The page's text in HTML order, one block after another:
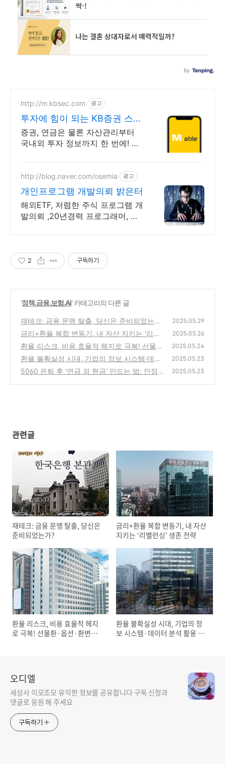
http://m.kbsec.com 광고
투자에 힘이 되는 KB증권 스마
트한 투자의 시작
증권, 연금은 물론 자산관리부터
국내외 투자 정보까지 한 번에! 언
http://blog.naver.com/osemia 광고
개인프로그램 개발의뢰 밝은터
해외ETF, 저렴한 주식 프로그램 개
발의뢰 ,20년경력 프로그래머, 책
2 구독하기
'정책.금융.보험.Ai' 카테고리의 다른 글
재테크: 금융 문맹 탈출, 당신은 준비되었는
가?
(5)
2025.05.29
금리+환율 복합 변동기, 내 자산 지키는 ‘리밸
런싱’ 생존 전략
(2)
2025.05.26
환율 리스크, 비용 효율적 헤지로 극복! 선물환
·옵션·환변동보험 심층 분석
(0)
2025.05.24
환율 불확실성 시대, 기업의 정보 시스템·데이
터 분석 활용 전략
(0)
2025.05.23
5060 은퇴 후 '연금 외 현금' 만드는 법: 안정
2025.05.23
관련글
재테크: 금융 문맹 탈출, 당신은
준비되었는가?
금리+환율 복합 변동기, 내 자산
지키는 ‘리밸런싱’ 생존 전략
환율 리스크, 비용 효율적 헤지
로 극복! 선물환·옵션·환변동보
환율 불확실성 시대, 기업의 정
보 시스템·데이터 분석 활용 전
오디엘
세상사 이모조모 유익한 정보를 공유합니다 구독 신청과
댓글로 응원 해 주세요
구독하기